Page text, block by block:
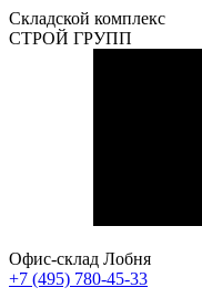
Складской комплекс
СТРОЙ ГРУПП
Офис-склад Лобня
+7 (495) 780-45-33